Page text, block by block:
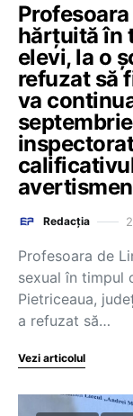
hărțuită în
elevi, la o
refuzat să
va
Redacția
Profesoara de
sexual în timpul
Pietriceaua,
a refuzat să…
Vezi articolul